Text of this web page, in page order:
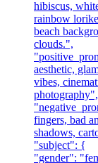
hibiscus,
rainbow
beach
clouds.",
aesthetic,
vibes,
photography",
fingers, bad
shadows,
"subject": {
"gender":